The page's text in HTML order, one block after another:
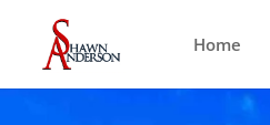
Home